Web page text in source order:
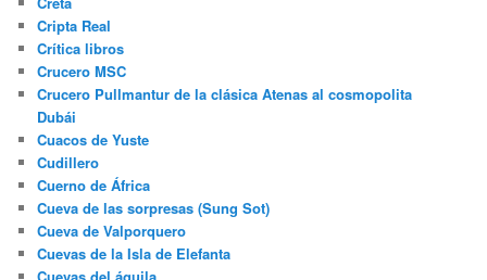
Cripta Real
Crítica libros
Crucero MSC
Crucero Pullmantur de la clásica Atenas al cosmopolita
Dubái
Cuacos de Yuste
Cudillero
Cuerno de África
Cueva de las sorpresas (Sung Sot)
Cueva de Valporquero
Cuevas de la Isla de Elefanta